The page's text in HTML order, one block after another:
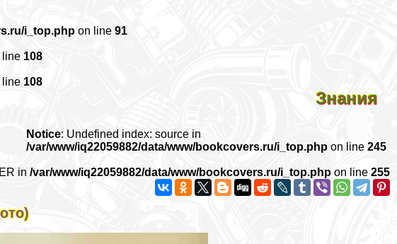
i_top.php on line 91
line 108
line 108
Знания
Notice: Undefined index: source in
/var/www/iq22059882/data/www/bookcovers.ru/i_top.php on line245
in /var/www/iq22059882/data/www/bookcovers.ru/i_top.php on line 255